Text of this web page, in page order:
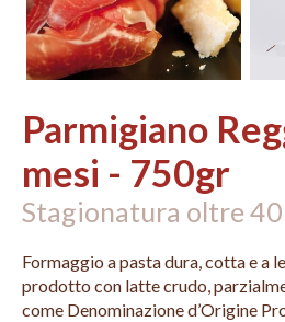
Parmigiano
mesi - 750gr
Stagionatura oltre 40
Formaggio a pasta dura, cotta e a
prodotto con latte crudo,
come Denominazione d’Origine